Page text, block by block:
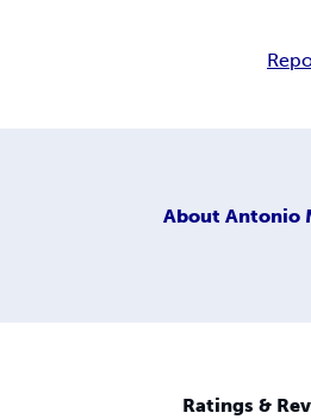
About Antonio
Ratings &